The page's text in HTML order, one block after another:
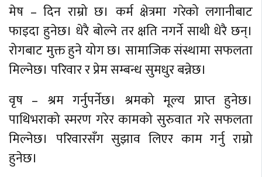
मेष – दिन राम्रो छ। कर्म क्षेत्रमा गरेको लगानीबाट
फाइदा हुनेछ। धेरै बोल्ने तर क्षति नगर्ने साथी धेरै छन्।
रोगबाट मुक्त हुने योग छ। सामाजिक संस्थामा सफलता
मिल्नेछ। परिवार र प्रेम सम्बन्ध सुमधुर बन्नेछ।
वृष – श्रम गर्नुपर्नेछ। श्रमको मूल्य प्राप्त हुनेछ।
पाथिभराको स्मरण गरेर कामको सुरुवात गरे सफलता
मिल्नेछ। परिवारसँग सुझाव लिएर काम गर्नु राम्रो
हुनेछ।